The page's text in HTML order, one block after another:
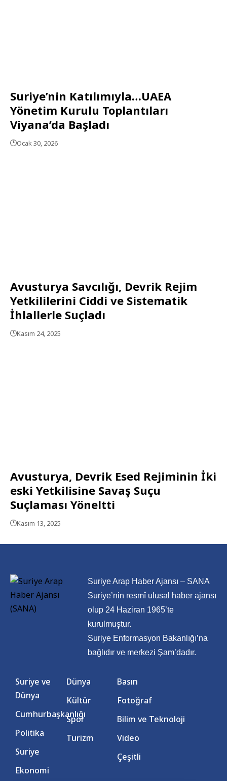
Suriye’nin Katılımıyla…UAEA
Yönetim Kurulu Toplantıları
Viyana’da Başladı
Ocak 30, 2026
Avusturya Savcılığı, Devrik Rejim
Yetkililerini Ciddi ve Sistematik
İhlallerle Suçladı
Kasım 24, 2025
Avusturya, Devrik Esed Rejiminin İki
eski Yetkilisine Savaş Suçu
Suçlaması Yöneltti
Kasım 13, 2025
Suriye Arap Haber Ajansı – SANA
Suriye’nin resmî ulusal haber ajansı
olup 24 Haziran 1965’te
kurulmuştur.
Suriye Enformasyon Bakanlığı’na
bağlıdır ve merkezi Şam’dadır.
Suriye ve
Dünya
Cumhurbaşkanlığı
Politika
Suriye
Ekonomi
Dünya
Kültür
Spor
Turizm
Basın
Fotoğraf
Bilim ve Teknoloji
Video
Çeşitli